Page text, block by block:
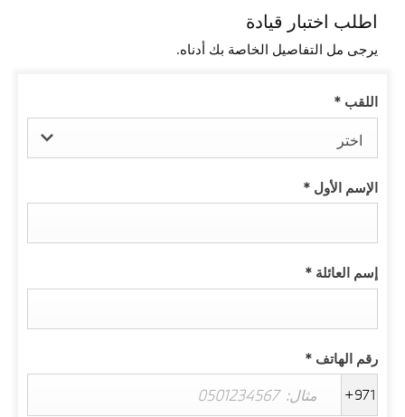
اطلب اختبار قيادة
يرجى مل التفاصيل الخاصة بك أدناه.
اللقب*
اختر
الإسم الأول*
إسم العائلة*
رقم الهاتف*
+971